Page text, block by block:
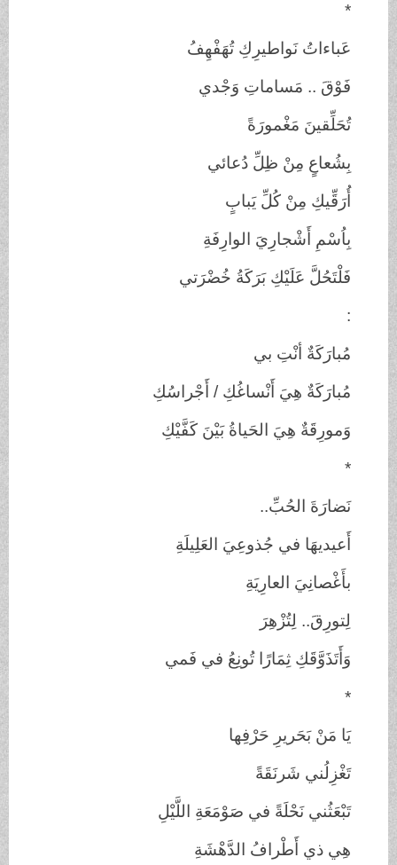
عَباءاتُ نَواطيرِكِ تُهَفْهِفُ
فَوْقَ .. مَساماتِ وَجْدي
تُحَلِّقينَ مَغْمورَةً
بِشُعاعٍ مِنْ ظِلِّ دُعائي
أُرَقِّيكِ مِنْ كُلِّ يَبابٍ
بِاُسْمِ أَشْجارِيَ الوارِفَةِ
فَلْتَحُلَّ عَلَيْكِ بَرَكَةُ خُضْرَتي
مُبارَكَةٌ أنْتِ بي
مُبارَكَةٌ هِيَ أَنْساغُكِ / أَجْراسُكِ
وَمورِقَةٌ هِيَ الحَياةُ بَيْنَ كَفَّيْكِ
نَضارَةَ الحُبِّ..
أَعيديهَا في جُذوعِيَ العَلِيلَةِ
بأَغْصانِيَ العارِيَةِ
لِتورِقَ.. لِتُزْهِرَ
وَأَتَذَوَّقَكِ ثِمَارًا تُونِعُ في فَمي
يَا مَنْ بَحَريرِ حَرْفِها
تَغْزِلُني شَرنَقَةً
تَبْعَثُني نَحْلَةً في صَوْمَعَةِ اللَّيْلِ
هِي ذي أَطْرافُ الدَّهْشَةِ